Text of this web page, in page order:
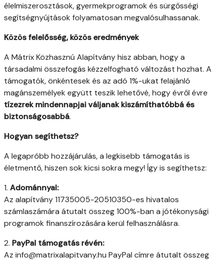
élelmiszerosztások, gyermekprogramok és sürgősségi
segítségnyújtások folyamatosan megvalósulhassanak.
Közös felelősség, közös eredmények
A Mátrix Közhasznú Alapítvány hisz abban, hogy a
társadalmi összefogás kézzelfogható változást hozhat. A
támogatók, önkéntesek és az adó 1%-ukat felajánló
magánszemélyek együtt teszik lehetővé, hogy évről évre
tízezrek mindennapjai váljanak kiszámíthatóbbá és
biztonságosabbá.
Hogyan segíthetsz?
A legapróbb hozzájárulás, a legkisebb támogatás is
életmentő, hiszen sok kicsi sokra megy! Így is segíthetsz:
1. Adománnyal:
Az alapítvány 11735005-20510350-es hivatalos
számlaszámára átutalt összeg 100%-ban a jótékonysági
programok finanszírozására kerül felhasználásra.
2. PayPal támogatás révén:
Az info@matrixalapitvany.hu PayPal címre átutalt összeg